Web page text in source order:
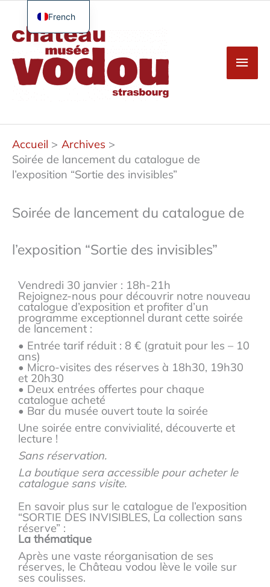
Aller
contenu
Accueil
Archives
Soirée de lancement du catalogue de
l’exposition “Sortie des invisibles”
Soirée de lancement du catalogue de
l’exposition “Sortie des invisibles”
Vendredi 30 janvier : 18h-21h
Rejoignez-nous pour découvrir notre nouveau
catalogue d’exposition et profiter d’un
programme exceptionnel durant cette soirée
de lancement :
• Entrée tarif réduit : 8 € (gratuit pour les – 10
ans)
• Micro-visites des réserves à 18h30, 19h30
et 20h30
• Deux entrées offertes pour chaque
catalogue acheté
• Bar du musée ouvert toute la soirée
Une soirée entre convivialité, découverte et
lecture !
Sans réservation.
La boutique sera accessible pour acheter le
catalogue sans visite.
En savoir plus sur le catalogue de l’exposition
“SORTIE DES INVISIBLES, La collection sans
réserve” :
La thématique
Après une vaste réorganisation de ses
réserves, le Château vodou lève le voile sur
ses coulisses.
French
English
German
Spanish